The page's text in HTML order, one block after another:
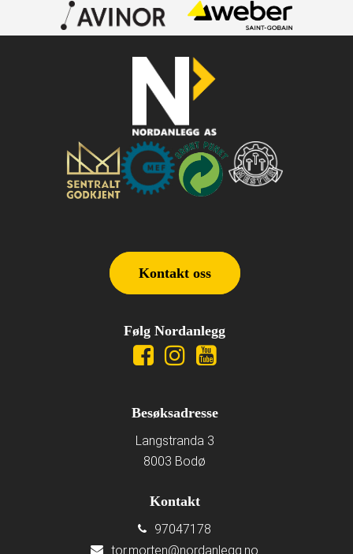
Kontakt oss
Følg Nordanlegg
Besøksadresse
Langstranda 3
8003 Bodø
Kontakt
97047178
tor.morten@nordanlegg.no